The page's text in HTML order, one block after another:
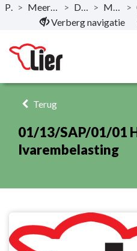
Naar hoofdinhoud
Publicaties > Meerjarenplan 2020-2025 - December 2019 > Documentatie AMJP > Meerjarenplan Overzicht >
Verberg navigatie
Terug
01/13/SAP/01/01
Ivarembelasting